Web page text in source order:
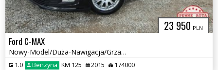
23 950 PLN
Ford C-MAX
Nowy-Model/Duża-Nawigacja/Grzane-Fotele/Tempomat/Asystenty/Śliczny
1.0 Benzyna KM 125 2015 174000